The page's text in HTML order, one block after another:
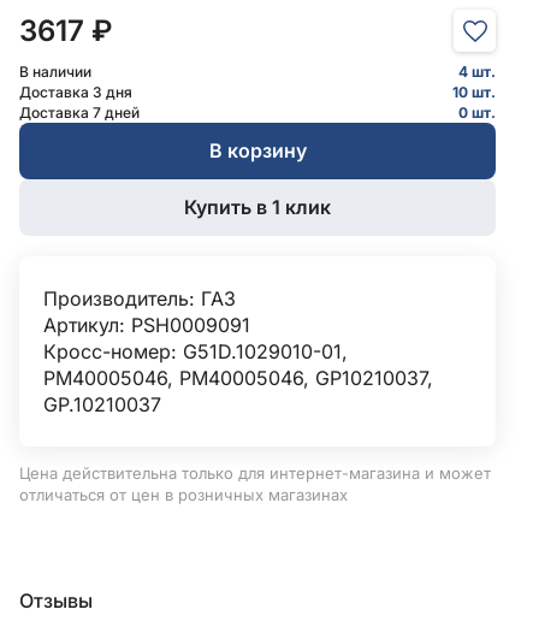
3617 ₽
В наличии
4 шт.
Доставка 3 дня
10 шт.
Доставка 7 дней
0 шт.
В корзину
Купить в 1 клик
Производитель: ГАЗ
Артикул: РSН0009091
Кросс-номер: G51D.1029010-01,
РМ40005046, РМ40005046, GP10210037,
GP.10210037
Цена действительна только для интернет-магазина и может
отличаться от цен в розничных магазинах
Отзывы